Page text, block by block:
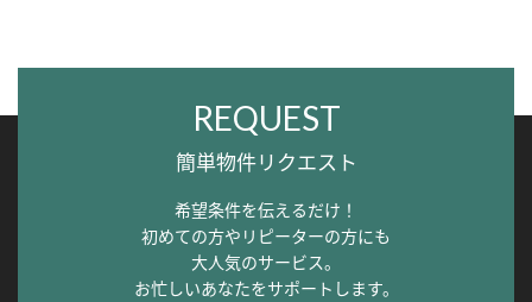
REQUEST
簡単物件リクエスト
希望条件を伝えるだけ！
初めての方やリピーターの方にも
大人気のサービス。
お忙しいあなたをサポートします。